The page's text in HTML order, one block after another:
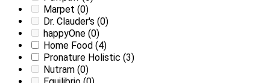
Marpet (0)
Dr. Clauder's (0)
happyOne (0)
Home Food (4)
Pronature Holistic (3)
Nutram (0)